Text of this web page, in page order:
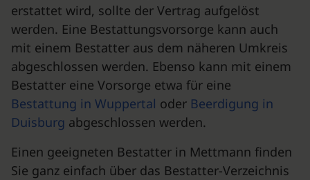
erstattet wird, sollte der Vertrag aufgelöst
werden. Eine Bestattungsvorsorge kann auch
mit einem Bestatter aus dem näheren Umkreis
abgeschlossen werden. Ebenso kann mit einem
Bestatter eine Vorsorge etwa für eine
Bestattung in Wuppertal oder Beerdigung in
Duisburg abgeschlossen werden.
Einen geeigneten Bestatter in Mettmann finden
Sie ganz einfach über das Bestatter-Verzeichnis